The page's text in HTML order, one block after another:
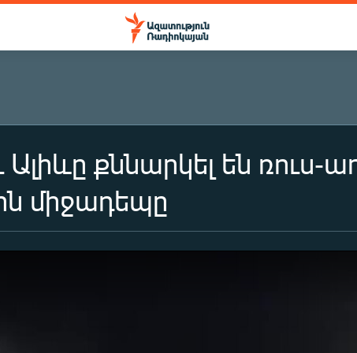
Ալիևը քննարկել են
միջադեպը